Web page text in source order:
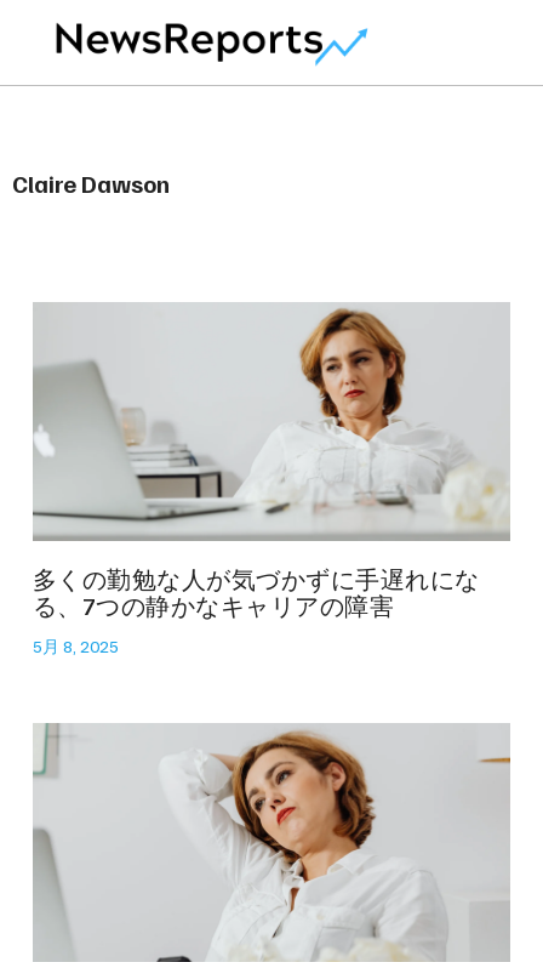
Claire Dawson
多くの勤勉な人が気づかずに手遅れにな
る、7つの静かなキャリアの障害
5月 8, 2025